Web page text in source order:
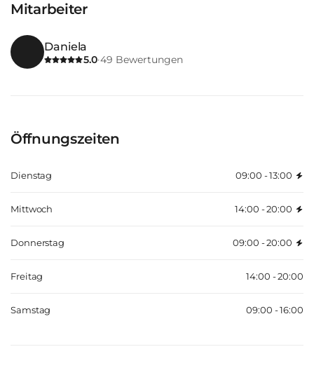
Mitarbeiter
Daniela
5.0·49 Bewertungen
Öffnungszeiten
Dienstag 09:00 - 13:00
Mittwoch 14:00 - 20:00
Donnerstag 09:00 - 20:00
Freitag 14:00 - 20:00
Samstag 09:00 - 16:00